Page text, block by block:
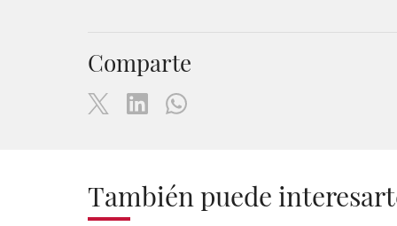
Comparte
También puede